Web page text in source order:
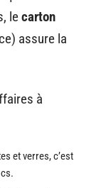
lecarton
assure la
à
et verres, c’est